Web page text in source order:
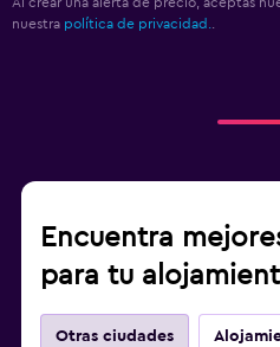
nuestra política de privacidad.
Encuentra
para tu
Otras ciudades